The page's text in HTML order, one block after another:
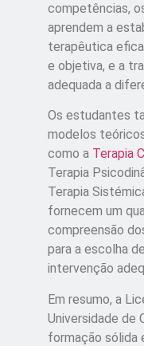
competências,
aprendem a
terapêutica
e objetiva, e a
adequada a
Os estudantes
modelos
como a Terapia
Terapia
Terapia
fornecem um
compreensão
para a escolha
intervenção
Em resumo, a
Universidade de
formação sólida